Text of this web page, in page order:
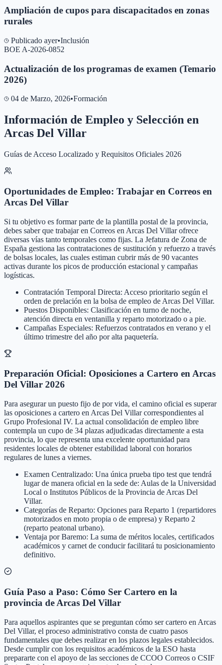
Ampliación de cupos para discapacitados en zonas
rurales
Publicado ayer•Inclusión
BOE A-2026-0852
Actualización de los programas de examen (Temario
2026)
04 de Marzo, 2026•Formación
Información de Empleo y Selección en
Arcas Del Villar
Guías de Acceso Localizado y Requisitos Oficiales 2026
Oportunidades de Empleo: Trabajar en Correos en
Arcas Del Villar
Si tu objetivo es formar parte de la plantilla postal de la provincia,
debes saber que trabajar en Correos en Arcas Del Villar ofrece
diversas vías tanto temporales como fijas. La Jefatura de Zona de
España gestiona las contrataciones de sustitución y refuerzo a través
de bolsas locales, las cuales estiman cubrir más de 90 vacantes
activas durante los picos de producción estacional y campañas
logísticas.
Contratación Temporal Directa: Acceso prioritario según el
orden de prelación en la bolsa de empleo de Arcas Del Villar.
Puestos Disponibles: Clasificación en turno de noche,
atención directa en ventanilla y reparto motorizado o a pie.
Campañas Especiales: Refuerzos contratados en verano y el
último trimestre del año por alta paquetería.
Preparación Oficial: Oposiciones a Cartero en Arcas
Del Villar 2026
Para asegurar un puesto fijo de por vida, el camino oficial es superar
las oposiciones a cartero en Arcas Del Villar correspondientes al
Grupo Profesional IV. La actual consolidación de empleo libre
contempla un cupo de 34 plazas adjudicadas directamente a esta
provincia, lo que representa una excelente oportunidad para
residentes locales de obtener estabilidad laboral con horarios
regulares de lunes a viernes.
Examen Centralizado: Una única prueba tipo test que tendrá
lugar de manera oficial en la sede de: Aulas de la Universidad
Local o Institutos Públicos de la Provincia de Arcas Del
Villar.
Categorías de Reparto: Opciones para Reparto 1 (repartidores
motorizados en moto propia o de empresa) y Reparto 2
(reparto peatonal urbano).
Ventaja por Baremo: La suma de méritos locales, certificados
académicos y carnet de conducir facilitará tu posicionamiento
definitivo.
Guía Paso a Paso: Cómo Ser Cartero en la
provincia de Arcas Del Villar
Para aquellos aspirantes que se preguntan cómo ser cartero en Arcas
Del Villar, el proceso administrativo consta de cuatro pasos
fundamentales que debes realizar en los plazos legales establecidos.
Desde cumplir con los requisitos académicos de la ESO hasta
prepararte con el apoyo de las secciones de CCOO Correos o CSIF